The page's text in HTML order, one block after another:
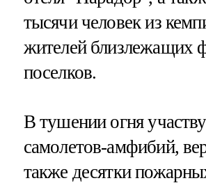
тысячи человек из
жителей близлежащих
поселков.
В тушении огня
самолетов-амфибий,
также десятки